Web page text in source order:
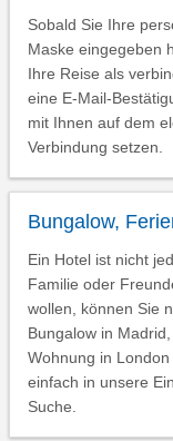
Sobald Sie Ihre
Maske eingegeben
Ihre Reise als
eine E-Mail-
mit Ihnen auf dem
Verbindung setzen.
Bungalow,
Ein Hotel ist nicht
Familie oder
wollen, können Sie
Bungalow in
Wohnung in
einfach in unsere
Suche.